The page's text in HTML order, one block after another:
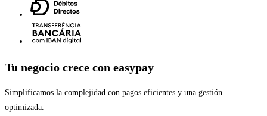
Tu negocio crece con easypay
Simplificamos la complejidad con pagos eficientes y una gestión
optimizada.